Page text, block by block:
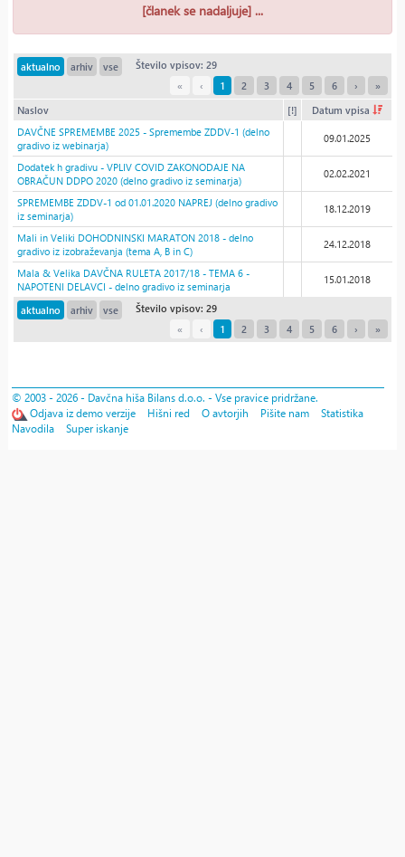
[članek se nadaljuje] ...
aktualno arhiv vse
Število vpisov: 29
«
‹ 1 2 3 4 5 6 › »
Naslov [!]
Datum vpisa
DAVČNE SPREMEMBE 2025 - Spremembe ZDDV-1 (delno
gradivo iz webinarja)
09.01.2025
Dodatek h gradivu - VPLIV COVID ZAKONODAJE NA
OBRAČUN DDPO 2020 (delno gradivo iz seminarja)
02.02.2021
SPREMEMBE ZDDV-1 od 01.01.2020 NAPREJ (delno gradivo
iz seminarja)
18.12.2019
Mali in Veliki DOHODNINSKI MARATON 2018 - delno
gradivo iz izobraževanja (tema A, B in C)
24.12.2018
Mala & Velika DAVČNA RULETA 2017/18 - TEMA 6 -
NAPOTENI DELAVCI - delno gradivo iz seminarja
15.01.2018
aktualno arhiv vse
Število vpisov: 29
«
‹ 1 2 3 4 5 6 › »
© 2003 - 2026 - Davčna hiša Bilans d.o.o. - Vse pravice pridržane.
Odjava iz demo verzije
Hišni red O avtorjih Pišite nam
Statistika
Navodila
Super iskanje